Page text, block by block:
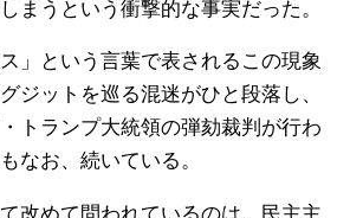
まうという衝撃的な事実だった。
」という言葉で表されるこの現象
ジットを巡る混迷がひと段落し、
トランプ大統領の弾劾裁判が行わ
なお、続いている。